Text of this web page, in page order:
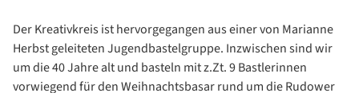
Der Kreativkreis ist hervorgegangen aus einer von Marianne
Herbst geleiteten Jugendbastelgruppe. Inzwischen sind wir
um die 40 Jahre alt und basteln mit z.Zt. 9 Bastlerinnen
vorwiegend für den Weihnachtsbasar rund um die Rudower